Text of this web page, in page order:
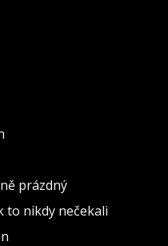
prázdný
to nikdy nečekali